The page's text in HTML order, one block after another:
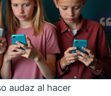
audaz al hacer